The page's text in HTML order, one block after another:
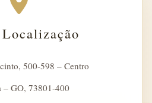
500-598 – Centro
– GO, 73801-400